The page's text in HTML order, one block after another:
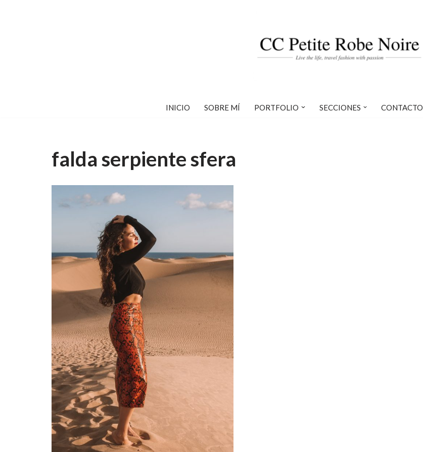
INICIO SOBRE MÍ PORTFOLIO SECCIONES CONTACTO
falda serpiente sfera